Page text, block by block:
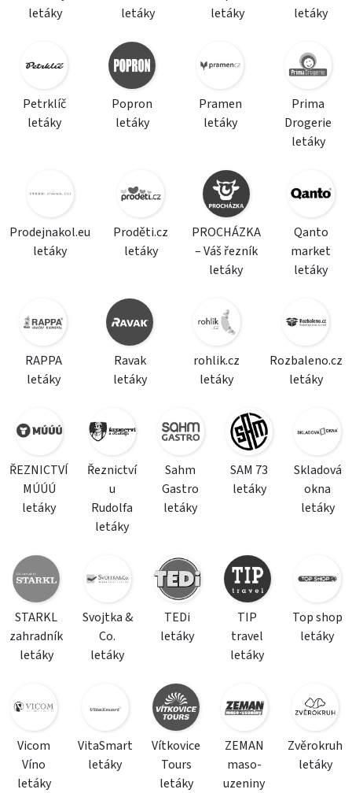
letáky
letáky
letáky
letáky
Petrklíč
letáky
Popron
letáky
Pramen
letáky
Prima
Drogerie
letáky
Prodejnakol.eu
letáky
Proděti.cz
letáky
PROCHÁZKA
– Váš řezník
letáky
Qanto
market
letáky
RAPPA
letáky
Ravak
letáky
rohlik.cz
letáky
Rozbaleno.cz
letáky
ŘEZNICTVÍ
MÚÚÚ
letáky
Řeznictví
u
Rudolfa
letáky
Sahm
Gastro
letáky
SAM 73
letáky
Skladová
okna
letáky
STARKL
zahradník
letáky
Svojtka &
Co.
letáky
TEDi
letáky
TIP
travel
letáky
Top shop
letáky
Vicom
Víno
letáky
VitaSmart
letáky
Vítkovice
Tours
letáky
ZEMAN
maso-
uzeniny
Zvěrokruh
letáky